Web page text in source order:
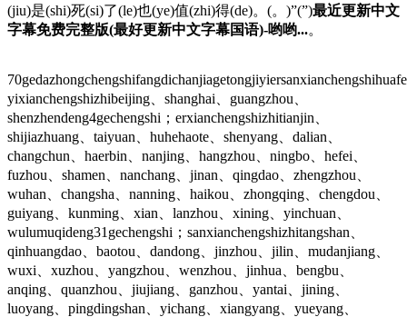
(jiu)是(shi)死(si)了(le)也(ye)值(zhi)得(de)。(。)”(”)最近更新中文
字幕免费完整版(最好更新中文字幕国语)-哟哟...。
yixianchengshizhibeijing、shanghai、guangzhou、
shenzhendeng4gechengshi；erxianchengshizhitianjin、
shijiazhuang、taiyuan、huhehaote、shenyang、dalian、
changchun、haerbin、nanjing、hangzhou、ningbo、hefei、
fuzhou、shamen、nanchang、jinan、qingdao、zhengzhou、
wuhan、changsha、nanning、haikou、zhongqing、chengdou、
guiyang、kunming、xian、lanzhou、xining、yinchuan、
wulumuqideng31gechengshi；sanxianchengshizhitangshan、
qinhuangdao、baotou、dandong、jinzhou、jilin、mudanjiang、
wuxi、xuzhou、yangzhou、wenzhou、jinhua、bengbu、
anqing、quanzhou、jiujiang、ganzhou、yantai、jining、
luoyang、pingdingshan、yichang、xiangyang、yueyang、